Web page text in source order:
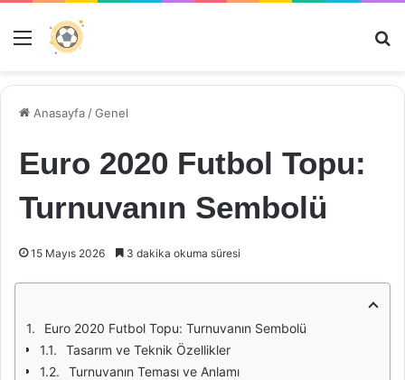
Menü
Anasayfa /Genel
Euro 2020 Futbol Topu:
Turnuvanın Sembolü
15 Mayıs 2026 3 dakika okuma süresi
Euro 2020 Futbol Topu: Turnuvanın Sembolü
Tasarım ve Teknik Özellikler
Turnuvanın Teması ve Anlamı